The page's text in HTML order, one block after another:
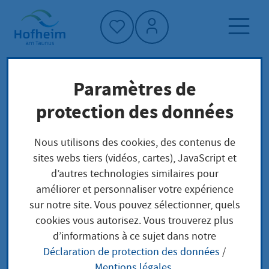
Accueil"
Page d'accueil
Trouver un service
Structure administrative
Allgemeine Ordnungsangelegenheiten
Allgemeine
Ordnungsangelegenhe
iten
Paramètres de
protection des données
Nous utilisons des cookies, des contenus de
sites webs tiers (vidéos, cartes), JavaScript et
d’autres technologies similaires pour
améliorer et personnaliser votre expérience
sur notre site. Vous pouvez sélectionner, quels
cookies vous autorisez. Vous trouverez plus
d’informations à ce sujet dans notre
Déclaration de protection des données /